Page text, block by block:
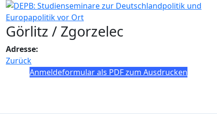
Görlitz / Zgorzelec
Adresse:
Zurück
Anmeldeformular als PDF zum Ausdrucken